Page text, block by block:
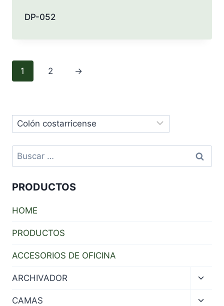
DP-052
1 2 →
Buscar:
PRODUCTOS
HOME
PRODUCTOS
ACCESORIOS DE OFICINA
ARCHIVADOR
menu
CAMAS